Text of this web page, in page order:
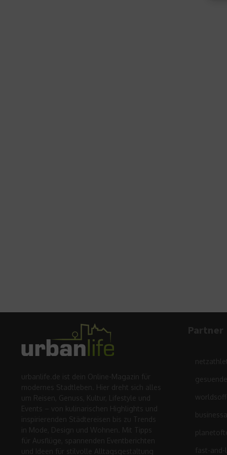
urbanlife.de ist dein Online-Magazin für
modernes Stadtleben. Hier dreht sich alles
um Reisen, Genuss, Kultur, Lifestyle und
Events – von kulinarischen Highlights und
inspirierenden Städtereisen bis zu Trends
in Mode, Design und Wohnen. Mit Tipps
für Ausflüge, spannenden Eventberichten
und Ideen für stilvolle Alltagsgestaltung
Partner
fast-